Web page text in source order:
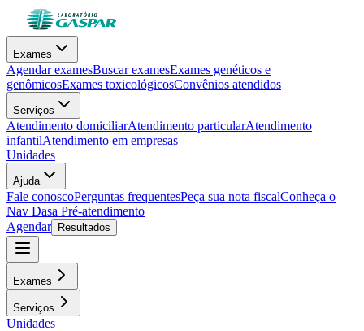
Exames
Agendar examesBuscar examesExames genéticos e
genômicosExames toxicológicosConvênios atendidos
Serviços
Atendimento domiciliarAtendimento particularAtendimento
infantilAtendimento em empresas
Unidades
Ajuda
Fale conoscoPerguntas frequentesPeça sua nota fiscalConheça o
Nav Dasa Pré-atendimento
Agendar
Resultados
Exames
Serviços
Unidades